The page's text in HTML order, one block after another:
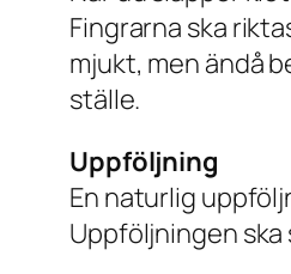
Fingrarna ska
mjukt, men ändå
ställe.
Uppföljning
En naturlig
Uppföljningen